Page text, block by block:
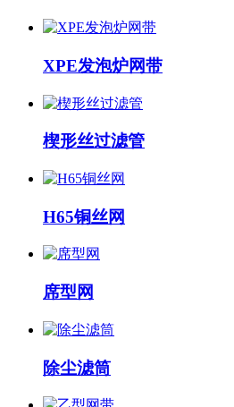
XPE发泡炉网带
楔形丝过滤管
H65铜丝网
席型网
除尘滤筒